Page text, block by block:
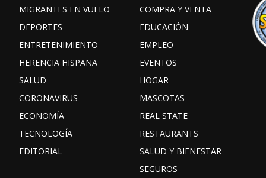
MIGRANTES EN VUELO
DEPORTES
ENTRETENIMIENTO
HERENCIA HISPANA
SALUD
CORONAVIRUS
ECONOMÍA
TECNOLOGÍA
EDITORIAL
COMPRA Y VENTA
EDUCACIÓN
EMPLEO
EVENTOS
HOGAR
MASCOTAS
REAL STATE
RESTAURANTS
SALUD Y BIENESTAR
SEGUROS